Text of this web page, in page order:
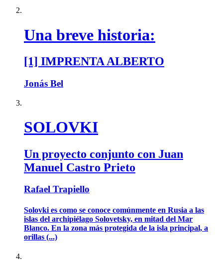
Una breve historia:
[1] IMPRENTA ALBERTO
Jonás Bel
SOLOVKI
Un proyecto conjunto con Juan
Manuel Castro Prieto
Rafael Trapiello
Solovki es como se conoce comúnmente en Rusia a las
islas del archipiélago Solovetsky, en mitad del Mar
Blanco. En la zona más protegida de la isla principal, a
orillas (...)